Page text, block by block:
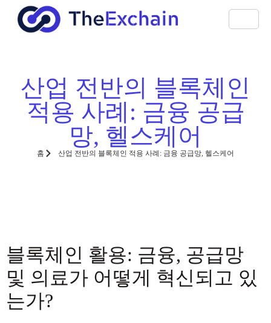
산업 전반의 블록체인
적용 사례: 금융 공급
망, 헬스케어
홈 산업 전반의 블록체인 적용 사례: 금융 공급망, 헬스케어
블록체인 활용: 금융, 공급망
및 의료가 어떻게 혁신되고 있
는가?